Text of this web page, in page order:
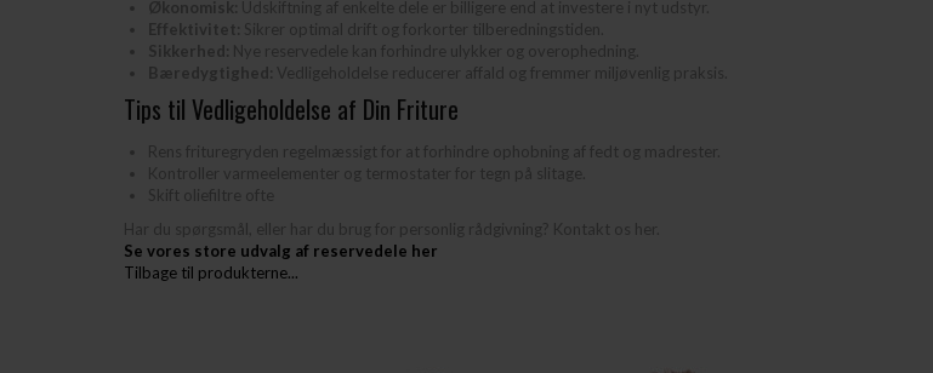
Økonomisk: Udskiftning af enkelte dele er billigere end at investere i nyt udstyr.
Effektivitet: Sikrer optimal drift og forkorter tilberedningstiden.
Sikkerhed: Nye reservedele kan forhindre ulykker og overophedning.
Bæredygtighed: Vedligeholdelse reducerer affald og fremmer miljøvenlig praksis.
Tips til Vedligeholdelse af Din Friture
Rens frituregryden regelmæssigt for at forhindre ophobning af fedt og madrester.
Kontroller varmeelementer og termostater for tegn på slitage.
Skift oliefiltre ofte
Har du spørgsmål, eller har du brug for personlig rådgivning? Kontakt os her.
Se vores store udvalg af reservedele her
Tilbage til produkterne...